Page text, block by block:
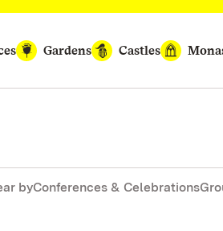
Gardens Castles
byConferences & Celebrations